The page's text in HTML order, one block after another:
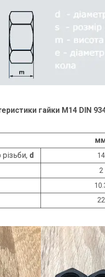
гайки М14 DIN
d 14
2
22